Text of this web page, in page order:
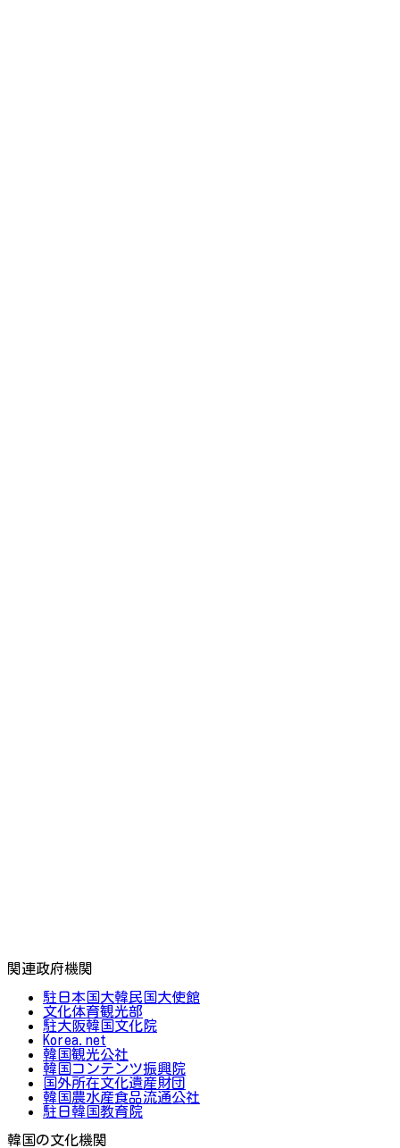
関連政府機関
駐日本国大韓民国大使館
文化体育観光部
駐大阪韓国文化院
Korea.net
韓国観光公社
韓国コンテンツ振興院
国外所在文化遺産財団
韓国農水産食品流通公社
駐日韓国教育院
韓国の文化機関